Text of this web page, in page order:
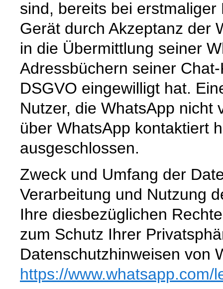
sind, bereits bei
Gerät durch Akzeptanz der
in die Übermittlung seiner
Adressbüchern seiner
DSGVO eingewilligt hat.
Nutzer, die WhatsApp nicht
über WhatsApp kontaktiert
ausgeschlossen.
Zweck und Umfang der
Verarbeitung und Nutzung
Ihre diesbezüglichen
zum Schutz Ihrer
Datenschutzhinweisen von
https://www.whatsapp.com/